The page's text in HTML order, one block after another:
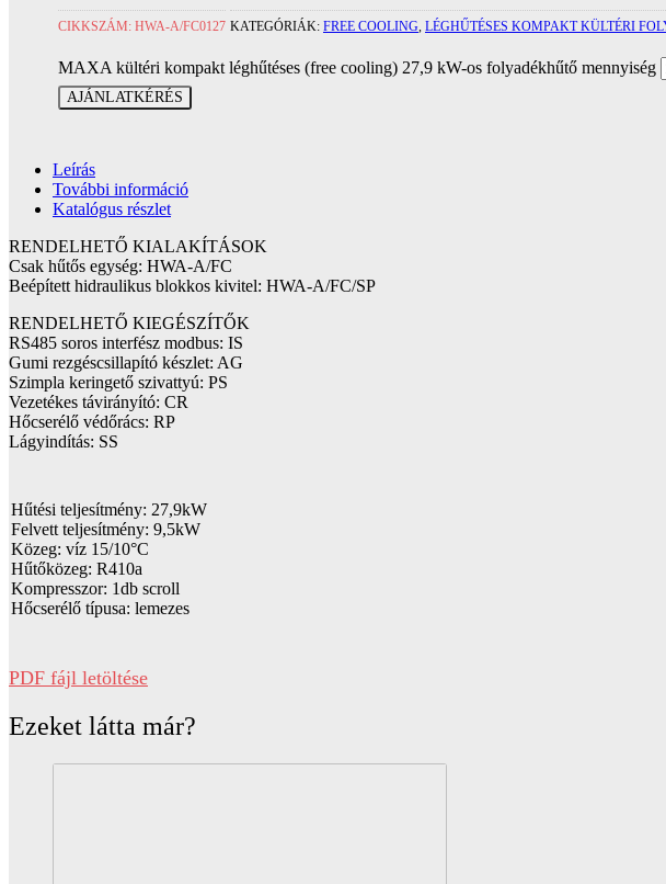
CIKKSZÁM: HWA-A/FC0127 KATEGÓRIÁK: FREE COOLING, LÉGHŰTÉSES KOMPAKT KÜLTÉRI
MAXA kültéri kompakt léghűtéses (free cooling) 27,9 kW-os folyadékhűtő mennyiség
AJÁNLATKÉRÉS
Leírás
További információ
Katalógus részlet
RENDELHETŐ KIALAKÍTÁSOK
Csak hűtős egység: HWA-A/FC
Beépített hidraulikus blokkos kivitel: HWA-A/FC/SP
RENDELHETŐ KIEGÉSZÍTŐK
RS485 soros interfész modbus: IS
Gumi rezgéscsillapító készlet: AG
Szimpla keringető szivattyú: PS
Vezetékes távirányító: CR
Hőcserélő védőrács: RP
Lágyindítás: SS
Hűtési teljesítmény: 27,9kW
Felvett teljesítmény: 9,5kW
Közeg: víz 15/10°C
Hűtőközeg: R410a
Kompresszor: 1db scroll
Hőcserélő típusa: lemezes
PDF fájl letöltése
Ezeket látta már?